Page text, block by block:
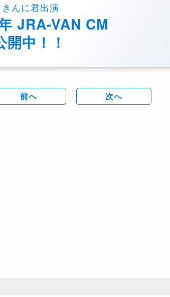
んに君出演
JRA-VAN CM
開中！！
前へ 次へ